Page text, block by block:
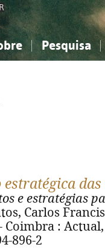
Pesquisa
sociais...
sociais...
estratégica
e estratégias
Carlos
: Actual,
896-2